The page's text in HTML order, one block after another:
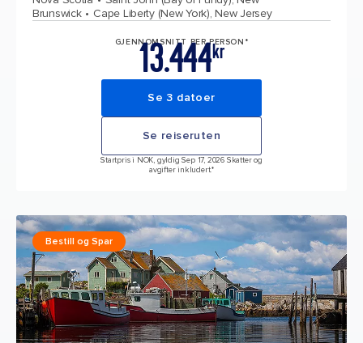
Brunswick
Cape Liberty (New York), New Jersey
GJENNOMSNITT PER PERSON*
kr
13.444
Se 3 datoer
Se reiseruten
Startpris i NOK, gyldig Sep 17, 2026 Skatter og
avgifter inkludert.*
Bestill og Spar